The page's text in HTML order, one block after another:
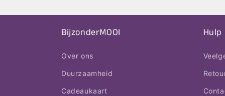
BijzonderMOOI
Over ons
Duurzaamheid
Cadeaukaart